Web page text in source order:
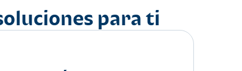
para ti